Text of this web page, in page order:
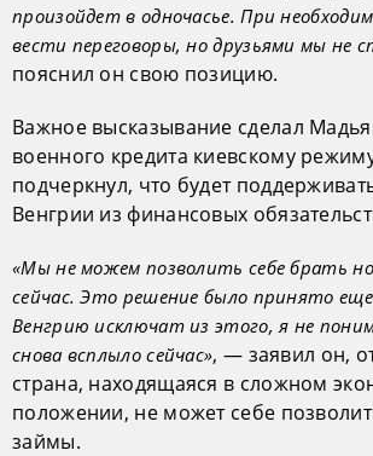
произойдет в одночасье. При
вести переговоры, но друзьями мы не
пояснил он свою позицию.
Важное высказывание сделал
военного кредита киевскому
подчеркнул, что будет
Венгрии из финансовых
«Мы не можем позволить себе брать
сейчас. Это решение было принято
Венгрию исключат из этого, я не
снова всплыло сейчас», — заявил он,
страна, находящаяся в сложном
положении, не может себе
займы.